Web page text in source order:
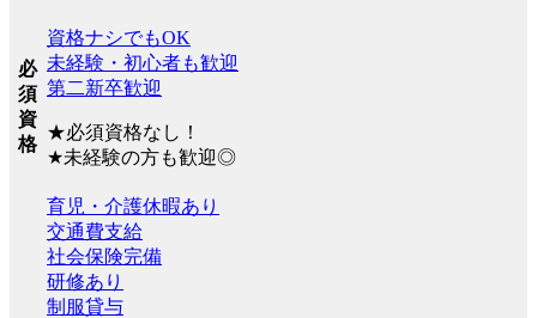
必
須
資
格
資格ナシでもOK
未経験・初心者も歓迎
第二新卒歓迎
★必須資格なし！
★未経験の方も歓迎◎
育児・介護休暇あり
交通費支給
社会保険完備
研修あり
制服貸与